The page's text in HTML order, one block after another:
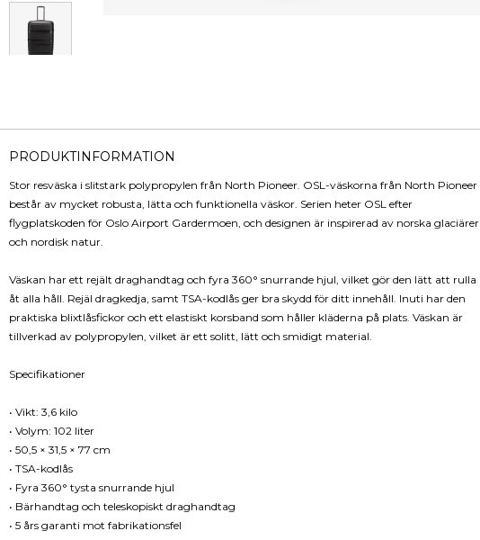
PRODUKTINFORMATION
Stor resväska i slitstark polypropylen från North Pioneer. OSL-väskorna från North Pioneer
består av mycket robusta, lätta och funktionella väskor. Serien heter OSL efter
flygplatskoden för Oslo Airport Gardermoen, och designen är inspirerad av norska glaciärer
och nordisk natur.
Väskan har ett rejält draghandtag och fyra 360° snurrande hjul, vilket gör den lätt att rulla
åt alla håll. Rejäl dragkedja, samt TSA-kodlås ger bra skydd för ditt innehåll. Inuti har den
praktiska blixtlåsfickor och ett elastiskt korsband som håller kläderna på plats. Väskan är
tillverkad av polypropylen, vilket är ett solitt, lätt och smidigt material.
Specifikationer
• Vikt: 3,6 kilo
• Volym: 102 liter
• 50,5 × 31,5 × 77 cm
• TSA-kodlås
• Fyra 360° tysta snurrande hjul
• Bärhandtag och teleskopiskt draghandtag
• 5 års garanti mot fabrikationsfel